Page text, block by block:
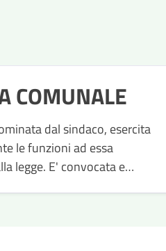
COMUNALE
dal sindaco, esercita
le funzioni ad essa
legge. E' convocata e